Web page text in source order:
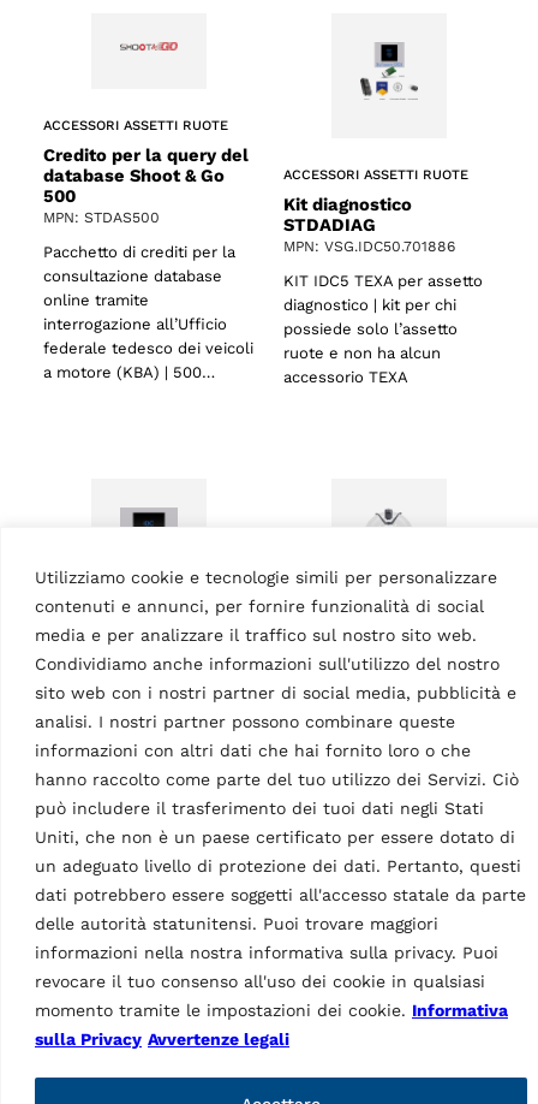
Utilizziamo cookie e tecnologie simili per personalizzare
contenuti e annunci, per fornire funzionalità di social
media e per analizzare il traffico sul nostro sito web.
Condividiamo anche informazioni sull'utilizzo del nostro
sito web con i nostri partner di social media, pubblicità e
analisi. I nostri partner possono combinare queste
informazioni con altri dati che hai fornito loro o che
hanno raccolto come parte del tuo utilizzo dei Servizi. Ciò
può includere il trasferimento dei tuoi dati negli Stati
Uniti, che non è un paese certificato per essere dotato di
un adeguato livello di protezione dei dati. Pertanto, questi
dati potrebbero essere soggetti all'accesso statale da parte
delle autorità statunitensi. Puoi trovare maggiori
informazioni nella nostra informativa sulla privacy. Puoi
revocare il tuo consenso all'uso dei cookie in qualsiasi
momento tramite le impostazioni dei cookie. Informativa
sulla Privacy Avvertenze legali
ACCESSORI ASSETTI RUOTE
Credito per la query del
database Shoot & Go
500
MPN: STDAS500
Pacchetto di crediti per la
consultazione database
online tramite
interrogazione all’Ufficio
federale tedesco dei veicoli
a motore (KBA) | 500…
ACCESSORI ASSETTI RUOTE
Kit diagnostico
STDADIAG
MPN: VSG.IDC50.701886
KIT IDC5 TEXA per assetto
diagnostico | kit per chi
possiede solo l’assetto
ruote e non ha alcun
accessorio TEXA
ACCESSORI ASSETTI RUOTE
Kit diagnostico
STDADIAG/SW
MPN: VSG.SW500.701893
assetto diagnostico | kit per
chi possiede già dispositivi
TEXA (es. ADAS RCSS)
ACCESSORI ASSETTI RUOTE
Graffe ruota Fast
clamps
Graffe a montaggio rapido |
autovettura, dimensione
cerchio 21 – 31″, Ø ruota
540 – 780…
ACCESSORI ASSETTI RUOTE